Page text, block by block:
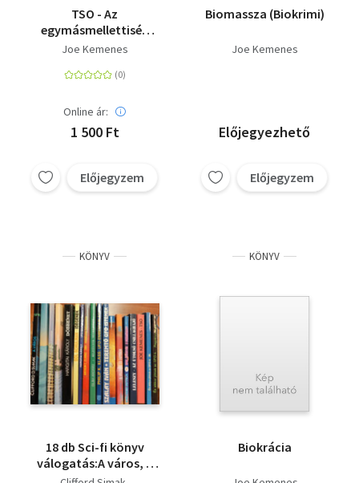
TSO - Az
egymásmellettiség
esete
Joe Kemenes
Online ár:
1 500 Ft
Előjegyzem
Biomassza (Biokrimi)
Joe Kemenes
Előjegyezhető
Előjegyzem
KÖNYV
18 db Sci-fi könyv
válogatás:A város, A
feketes
KÖNYV
Biokrácia